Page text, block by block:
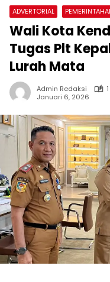
ADVERTORIAL
Wali Kota
Tugas Plt
Lurah Mata
Admin Redaksi
Januari 6, 2026